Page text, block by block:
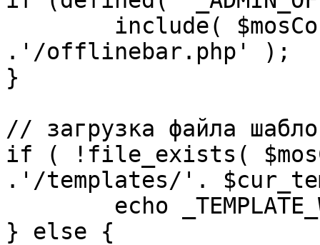
.'/offlinebar.php' );
}
// загрузка файла
if ( !file_exists(
.'/templates/'.
} else {